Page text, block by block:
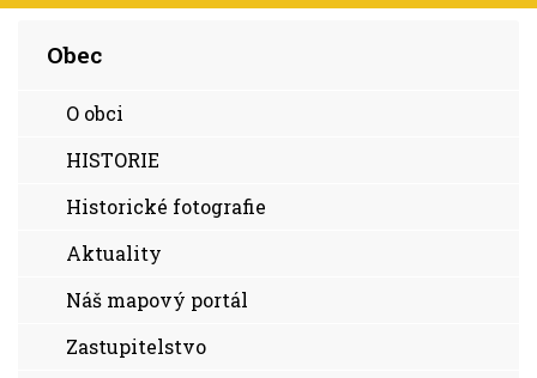
Obec
O obci
HISTORIE
Historické fotografie
Aktuality
Náš mapový portál
Zastupitelstvo